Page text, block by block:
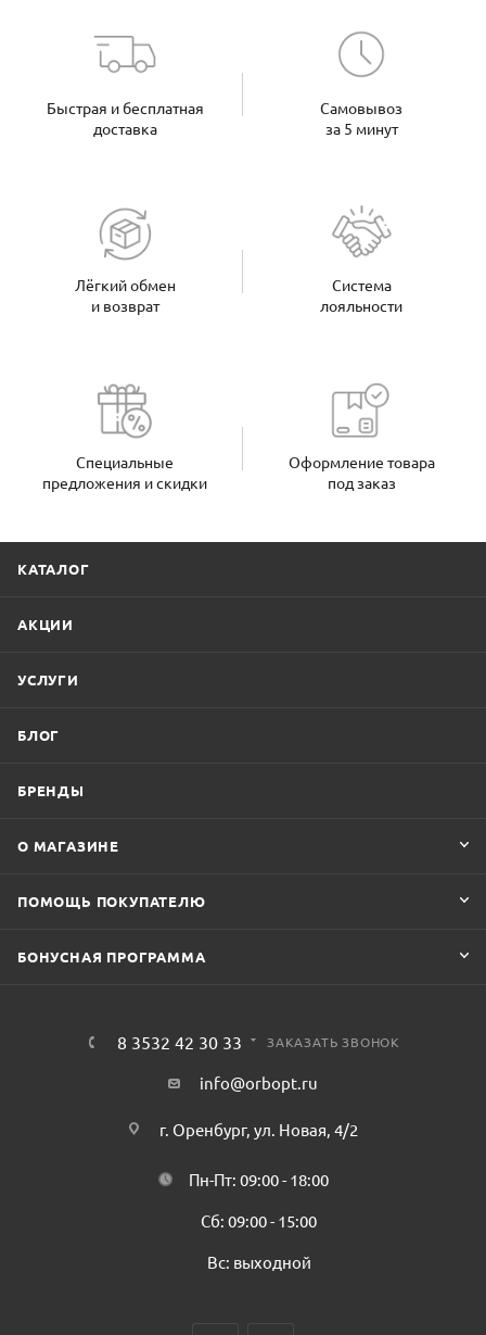
Быстрая и бесплатная
доставка
Самовывоз
за 5 минут
Лёгкий обмен
и возврат
Система
лояльности
Специальные
предложения и скидки
Оформление товара
под заказ
КАТАЛОГ
АКЦИИ
УСЛУГИ
БЛОГ
БРЕНДЫ
О МАГАЗИНЕ
ПОМОЩЬ ПОКУПАТЕЛЮ
БОНУСНАЯ ПРОГРАММА
8 3532 42 30 33 ЗАКАЗАТЬ ЗВОНОК
info@orbopt.ru
г. Оренбург, ул. Новая, 4/2
Пн-Пт: 09:00 - 18:00
Сб: 09:00 - 15:00
Вс: выходной